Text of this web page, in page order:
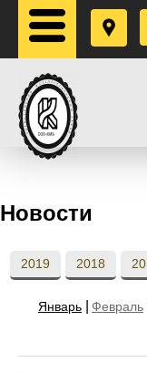
Новости
2019 2018
Январь Февраль